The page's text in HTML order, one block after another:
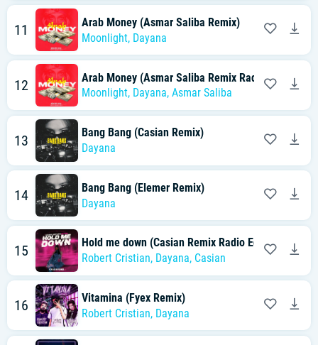
11
Arab Money (Asmar Saliba Remix)
Moonlight, Dayana
12
Arab Money (Asmar Saliba Remix Radio Edit)
Moonlight, Dayana, Asmar Saliba
13
Bang Bang (Casian Remix)
Dayana
14
Bang Bang (Elemer Remix)
Dayana
15
Hold me down (Casian Remix Radio Edit)
Robert Cristian, Dayana, Casian
16
Vitamina (Fyex Remix)
Robert Cristian, Dayana